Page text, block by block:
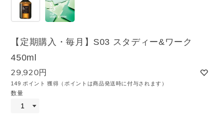
【定期購入・毎月】S03 スタディー&ワーク
450ml
29,920円
149 ポイント 獲得（ポイントは商品発送時に付与されます）
数量